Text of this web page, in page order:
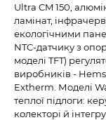
Ultra CM 150,
ламінат,
екологічними
NTC-датчику з
моделі TFT)
виробників -
Extherm. Моделі
теплої підлоги:
колекторі й